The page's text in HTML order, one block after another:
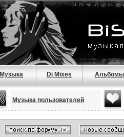
Музыка Dj Mixes Альбомы
Музыка пользователей